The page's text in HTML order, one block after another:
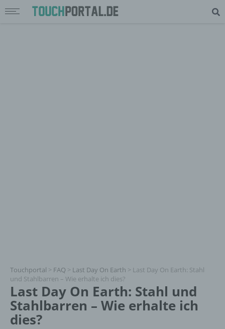
Touchportal > FAQ > Last Day On Earth > Last Day On Earth: Stahl
und Stahlbarren – Wie erhalte ich dies?
Last Day On Earth: Stahl und
Stahlbarren – Wie erhalte ich
dies?